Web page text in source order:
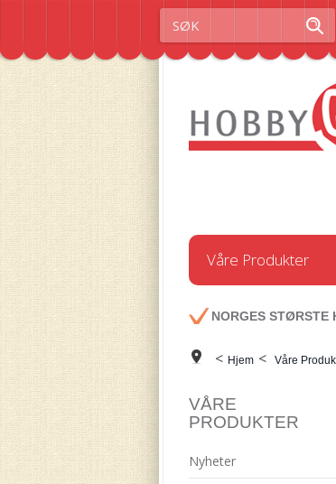
Våre Produkter
NORGES STØRSTE
< Hjem < Våre
VÅRE
PRODUKTER
Nyheter